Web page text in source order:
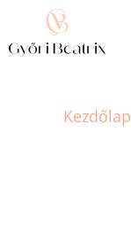
Kezdőlap